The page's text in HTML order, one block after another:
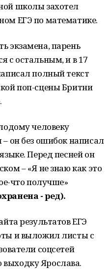
школы захотел
ЕГЭ по математике.
экзамена, парень
с остальным, и в 17
полный текст
поп-сцены Бритни
человеку
– он без ошибок написал
Перед песней он
– «Я не знаю как это
что получше»
- ред).
результатов ЕГЭ
и выложил листы с
соцсетей
Ярослава.